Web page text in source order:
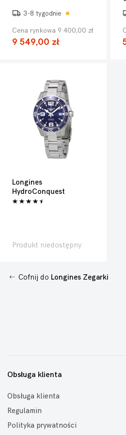
3-8 tygodnie
Cena rynkowa 9 400,00 zł
9 549,00 zł
Longines
HydroConquest
Produkt niedostępny
Cofnij do Longines Zegarki
Obsługa klienta
Obsługa klienta
Regulamin
Polityka prywatności